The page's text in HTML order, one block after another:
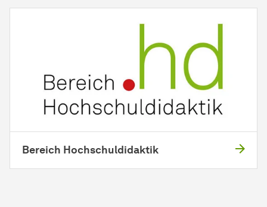
Bereich Hochschuldidaktik